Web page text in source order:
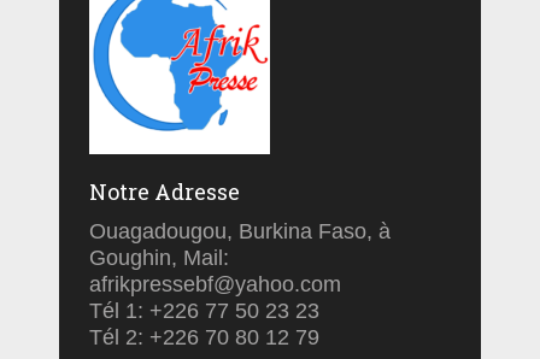
Notre Adresse
Ouagadougou, Burkina Faso, à
Goughin, Mail:
afrikpressebf@yahoo.com
Tél 1: +226 77 50 23 23
Tél 2: +226 70 80 12 79